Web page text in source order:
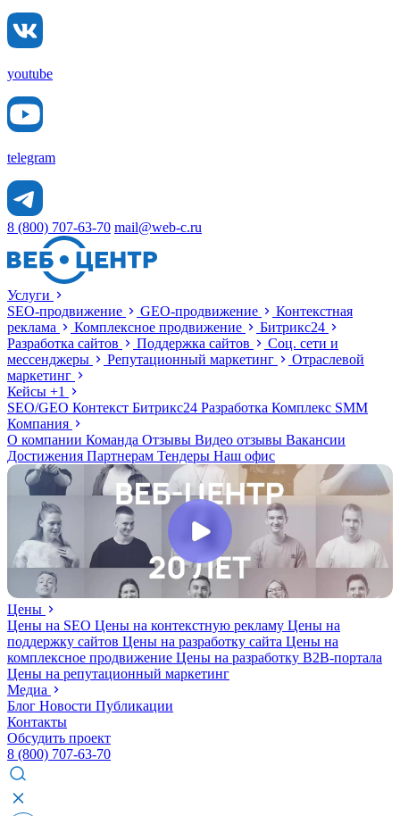
youtube
telegram
8 (800) 707-63-70 mail@web-c.ru
Услуги
SEO-продвижение
GEO-продвижение
Контекстная
реклама
Комплексное продвижение
Битрикс24
Разработка сайтов
Поддержка сайтов
Соц. сети и
мессенджеры
Репутационный маркетинг
Отраслевой
маркетинг
Кейсы +1
SEO/GEO Контекст Битрикс24 Разработка Комплекс SMM
Компания
О компании Команда Отзывы Видео отзывы Вакансии
Достижения Партнерам Тендеры Наш офис
Цены
Цены на SEO Цены на контекстную рекламу Цены на
поддержку сайтов Цены на разработку сайта Цены на
комплексное продвижение Цены на разработку В2В-портала
Цены на репутационный маркетинг
Медиа
Блог Новости Публикации
Контакты
Обсудить проект
8 (800) 707-63-70